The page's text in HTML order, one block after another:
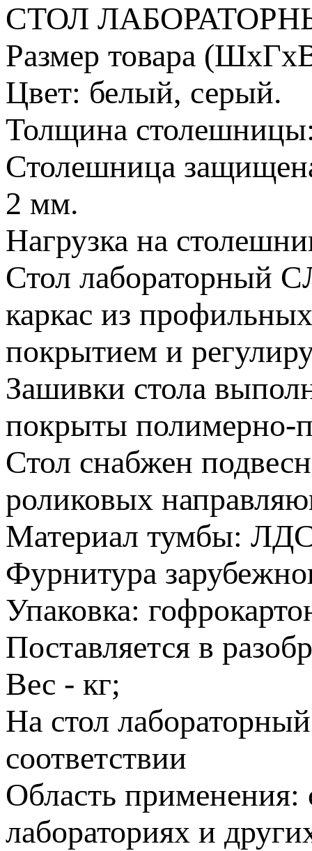
СТОЛ
Размер товара
Цвет: белый, серый.
Толщина
Столешница
2 мм.
Нагрузка на
Стол лабораторный
каркас из
покрытием и
Зашивки стола
покрыты
Стол снабжен
роликовых
Материал тумбы:
Фурнитура
Упаковка:
Поставляется в
Вес - кг;
На стол
соответствии
Область применения:
лабораториях и